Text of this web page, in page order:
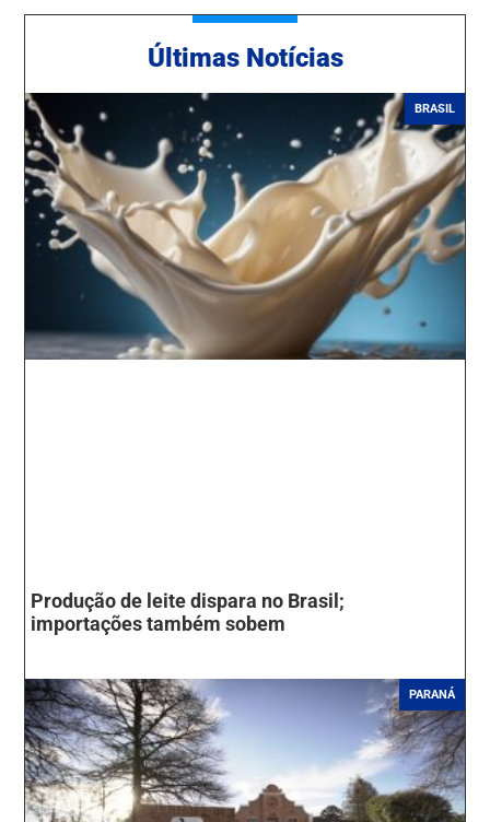
Últimas Notícias
BRASIL
Produção de leite dispara no Brasil;
importações também sobem
PARANÁ